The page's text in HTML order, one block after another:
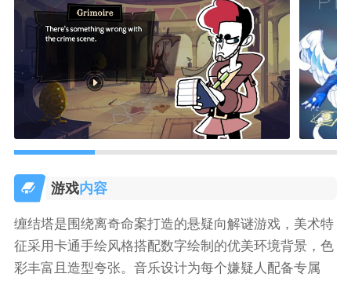
游戏内容
缠结塔是围绕离奇命案打造的悬疑向解谜游戏，美术特
征采用卡通手绘风格搭配数字绘制的优美环境背景，色
彩丰富且造型夸张。音乐设计为每个嫌疑人配备专属